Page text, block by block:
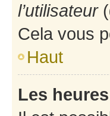
l’utilisateur
Cela vous
Haut
Les